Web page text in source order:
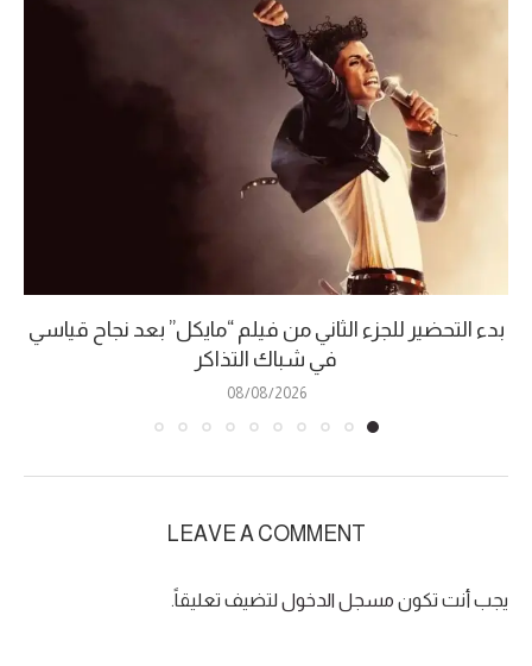
بدء التحضير للجزء الثاني من فيلم “مايكل” بعد نجاح قياسي
في شباك التذاكر
08/08/2026
LEAVE A COMMENT
يجب أنت تكون مسجل الدخول لتضيف تعليقاً.